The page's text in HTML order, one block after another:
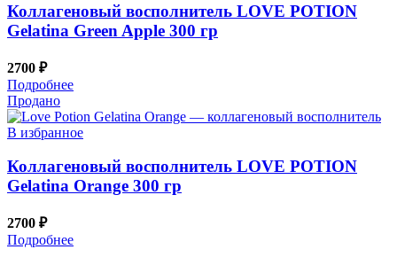
Коллагеновый восполнитель LOVE POTION
Gelatina Green Apple 300 гр
2700 ₽
Подробнее
Продано
В избранное
Коллагеновый восполнитель LOVE POTION
Gelatina Orange 300 гр
2700 ₽
Подробнее